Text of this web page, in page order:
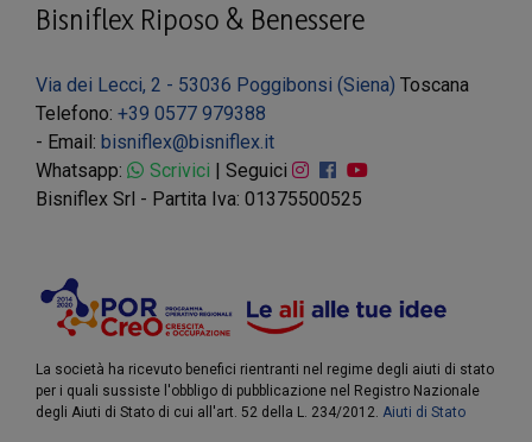
Bisniflex Riposo & Benessere
Via dei Lecci, 2 - 53036 Poggibonsi (Siena) Toscana
Telefono: +39 0577 979388
- Email: bisniflex@bisniflex.it
Whatsapp:
Scrivici | Seguici
Bisniflex Srl - Partita Iva: 01375500525
La società ha ricevuto benefici rientranti nel regime degli aiuti di stato
per i quali sussiste l'obbligo di pubblicazione nel Registro Nazionale
degli Aiuti di Stato di cui all'art. 52 della L. 234/2012. Aiuti di Stato